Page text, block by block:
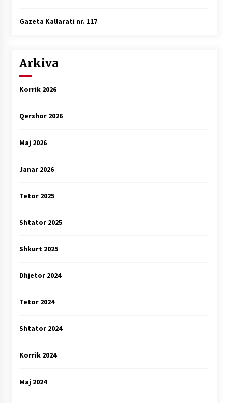
Gazeta Kallarati nr. 117
Arkiva
Korrik 2026
Qershor 2026
Maj 2026
Janar 2026
Tetor 2025
Shtator 2025
Shkurt 2025
Dhjetor 2024
Tetor 2024
Shtator 2024
Korrik 2024
Maj 2024